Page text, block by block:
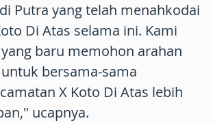
Putra yang telah menahkodai
Di Atas selama ini. Kami
baru memohon arahan
bersama-sama
X Koto Di Atas lebih
ucapnya.